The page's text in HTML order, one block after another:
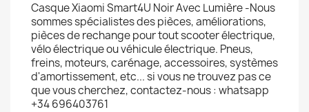
Casque Xiaomi Smart4U Noir Avec Lumière -Nous
sommes spécialistes des pièces, améliorations,
pièces de rechange pour tout scooter électrique,
vélo électrique ou véhicule électrique. Pneus,
freins, moteurs, carénage, accessoires, systèmes
d'amortissement, etc... si vous ne trouvez pas ce
que vous cherchez, contactez-nous : whatsapp
+34 696403761